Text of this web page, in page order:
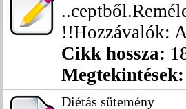
!!Hozzávalók:
Cikk hossza:
Megtekintések:
Diétás sütemény